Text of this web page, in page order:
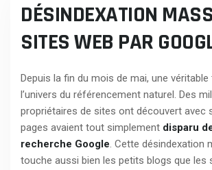
DÉSINDEXATION
SITES WEB PAR
Depuis la fin du mois de mai, une
l’univers du référencement naturel. Des
propriétaires de sites ont découvert avec
pages avaient tout simplement disparu
recherche Google. Cette désindexation
touche aussi bien les petits blogs que les